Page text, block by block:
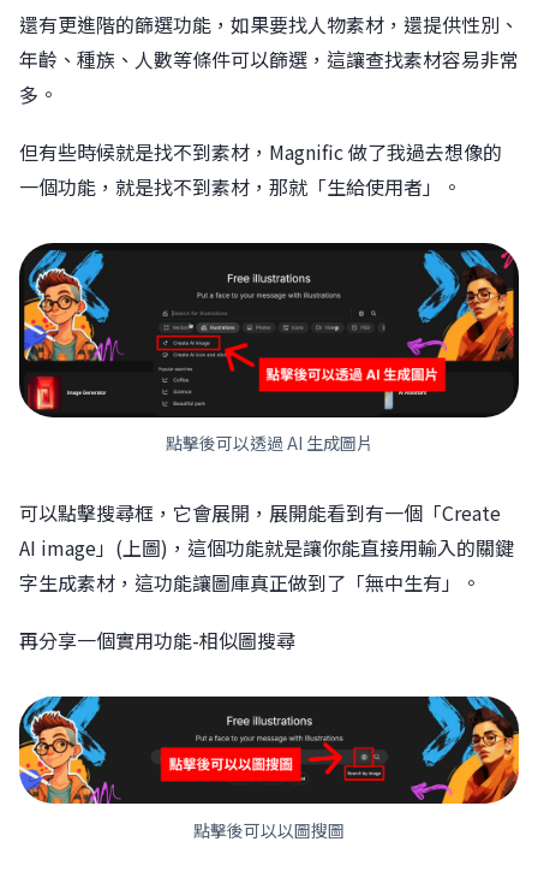
還有更進階的篩選功能，如果要找人物素材，還提供性別、
年齡、種族、人數等條件可以篩選，這讓查找素材容易非常
多。
但有些時候就是找不到素材，Magnific 做了我過去想像的
一個功能，就是找不到素材，那就「生給使用者」。
點擊後可以透過 AI 生成圖片
可以點擊搜尋框，它會展開，展開能看到有一個「Create
AI image」(上圖)，這個功能就是讓你能直接用輸入的關鍵
字生成素材，這功能讓圖庫真正做到了「無中生有」。
再分享一個實用功能-相似圖搜尋
點擊後可以以圖搜圖